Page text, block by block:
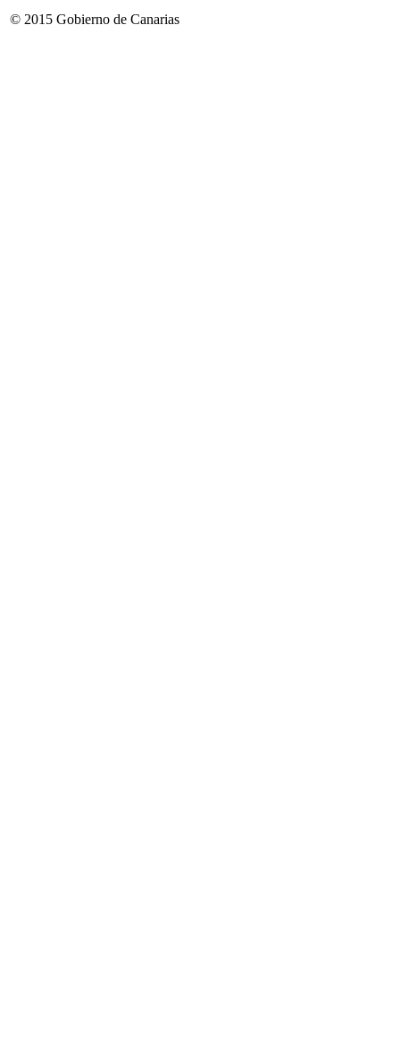
© 2015 Gobierno de Canarias